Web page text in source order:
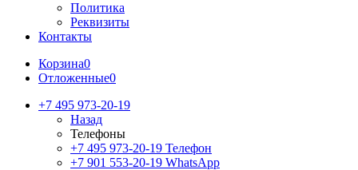
Политика
Реквизиты
Контакты
Корзина0
Отложенные0
+7 495 973-20-19
Назад
Телефоны
+7 495 973-20-19 Телефон
+7 901 553-20-19 WhatsApp